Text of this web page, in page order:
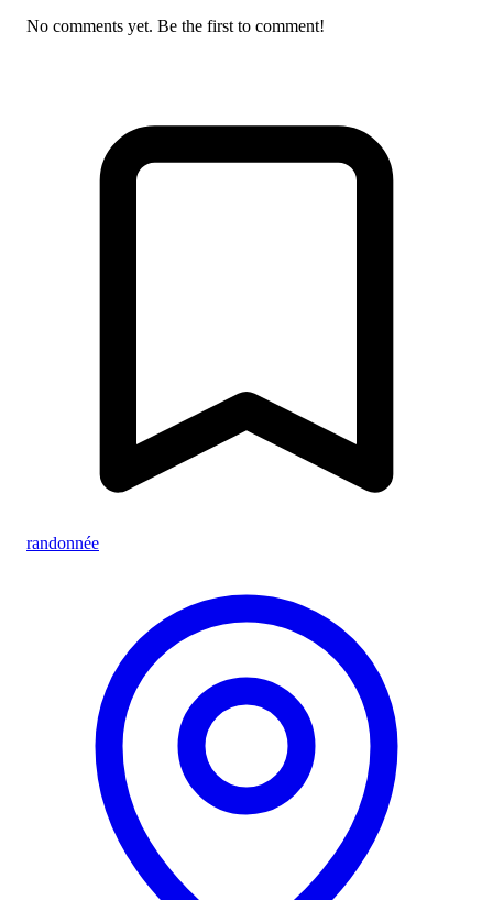
No comments yet. Be the first to comment!
randonnée